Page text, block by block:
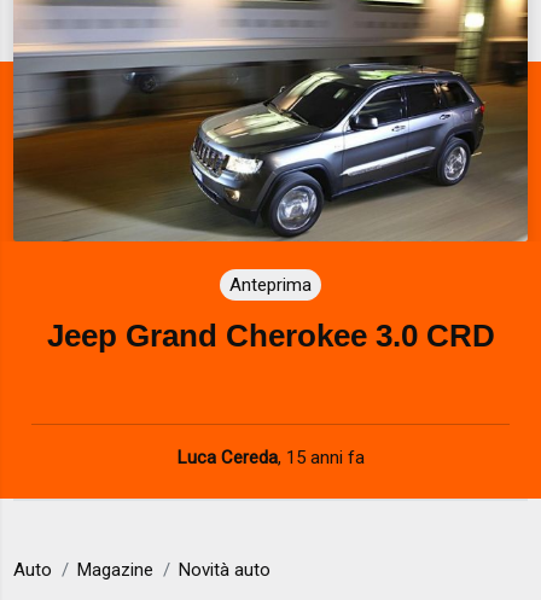
Anteprima
Jeep Grand Cherokee 3.0 CRD
Luca Cereda, 15 anni fa
Auto Magazine Novità auto